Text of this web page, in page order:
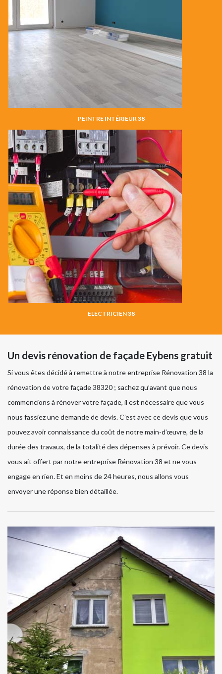
PEINTRE INTÉRIEUR 38
ELECTRICIEN 38
Un devis rénovation de façade Eybens gratuit
Si vous êtes décidé à remettre à notre entreprise Rénovation 38 la
rénovation de votre façade 38320 ; sachez qu’avant que nous
commencions à rénover votre façade, il est nécessaire que vous
nous fassiez une demande de devis. C’est avec ce devis que vous
pouvez avoir connaissance du coût de notre main-d’œuvre, de la
durée des travaux, de la totalité des dépenses à prévoir. Ce devis
vous ait offert par notre entreprise Rénovation 38 et ne vous
engage en rien. Et en moins de 24 heures, nous allons vous
envoyer une réponse bien détaillée.